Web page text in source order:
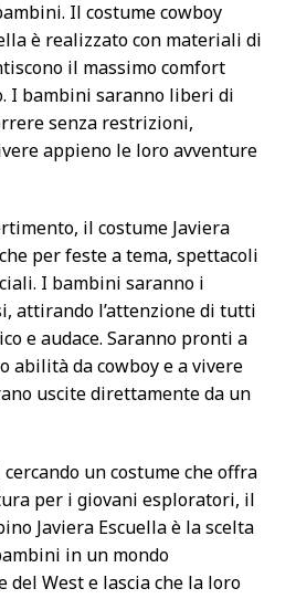
Il costume cowboy
è realizzato con materiali di
il massimo comfort
I bambini saranno liberi di
senza restrizioni,
appieno le loro avventure
il costume Javiera
per feste a tema, spettacoli
I bambini saranno i
attirando l’attenzione di tutti
e audace. Saranno pronti a
abilità da cowboy e a vivere
uscite direttamente da un
un costume che offra
per i giovani esploratori, il
Javiera Escuella è la scelta
in un mondo
del West e lascia che la loro